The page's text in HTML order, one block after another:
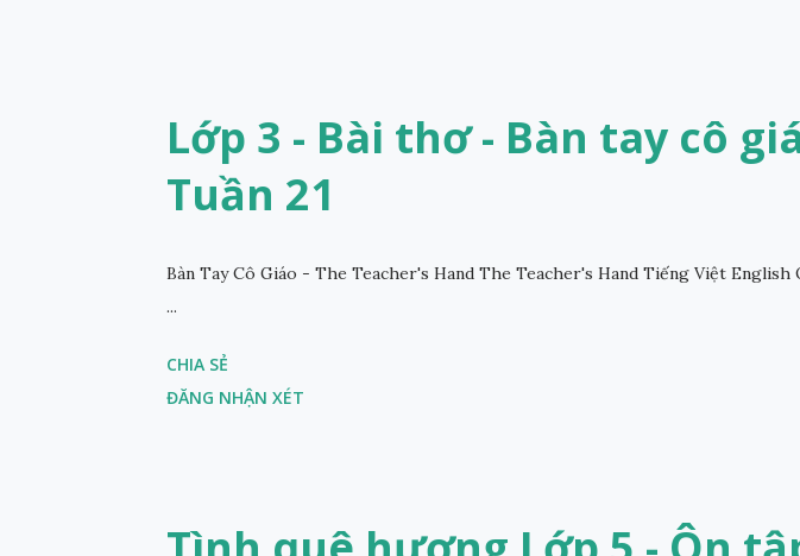
Lớp 3 - Bài thơ - Bàn tay cô
Tuần 21
Bàn Tay Cô Giáo - The Teacher's Hand The Teacher's Hand Tiếng Việt English
...
CHIA SẺ
ĐĂNG NHẬN XÉT